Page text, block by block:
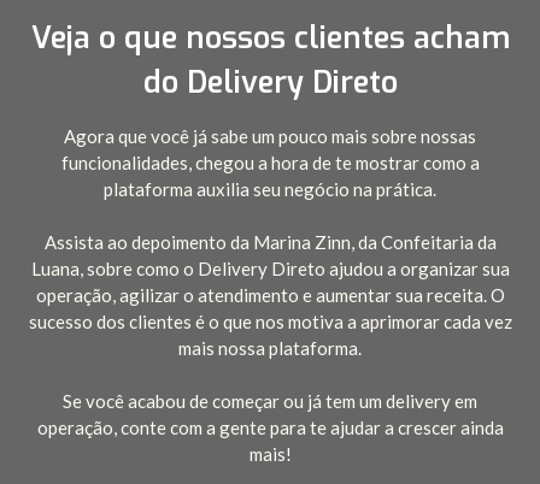
Veja o que nossos clientes acham
do Delivery Direto
Agora que você já sabe um pouco mais sobre nossas
funcionalidades, chegou a hora de te mostrar como a
plataforma auxilia seu negócio na prática.
Assista ao depoimento da Marina Zinn, da Confeitaria da
Luana, sobre como o Delivery Direto ajudou a organizar sua
operação, agilizar o atendimento e aumentar sua receita. O
sucesso dos clientes é o que nos motiva a aprimorar cada vez
mais nossa plataforma.
Se você acabou de começar ou já tem um delivery em
operação, conte com a gente para te ajudar a crescer ainda
mais!